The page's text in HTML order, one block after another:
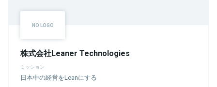
株式会社Leaner Technologies
ミッション
日本中の経営をLeanにする